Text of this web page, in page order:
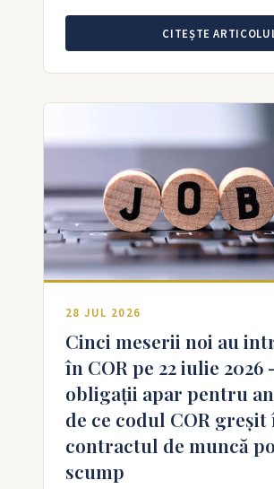
CITEȘTE
28 JUL 2026
Cinci meserii noi au
în COR pe 22 iulie 2026
obligații apar pentru
de ce codul COR greșit
contractul de muncă
scump